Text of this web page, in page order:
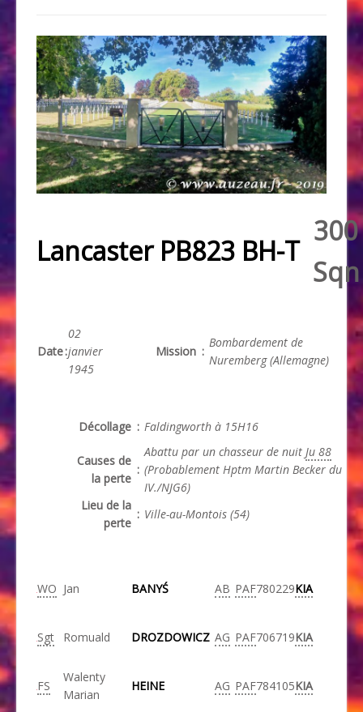
Lancaster PB823 BH-T
300
Sqn
Date:
02
janvier
1945
Mission :
Bombardement de
Nuremberg (Allemagne)
Décollage : Faldingworth à 15H16
Causes de
la perte
:
Abattu par un chasseur de nuit Ju 88
(Probablement Hptm Martin Becker du
IV./NJG6)
Lieu de la
perte
: Ville-au-Montois (54)
WO Jan BANYŚ AB PAF780229KIA
Sgt Romuald DROZDOWICZ AG PAF706719KIA
FS
Walenty
Marian
HEINE AG PAF784105KIA